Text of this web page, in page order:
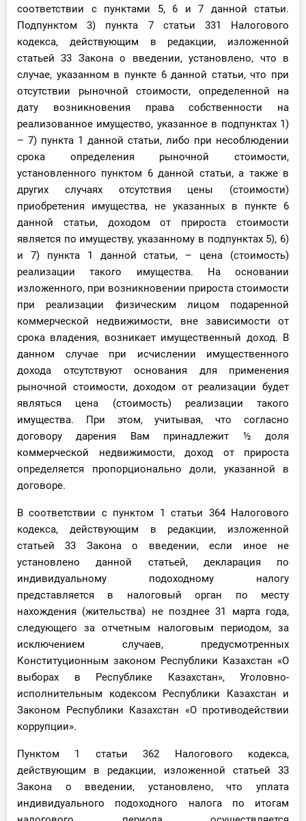
соответствии с пунктами 5, 6 и 7 данной статьи.
Подпунктом 3) пункта 7 статьи 331 Налогового
кодекса, действующим в редакции, изложенной
статьей 33 Закона о введении, установлено, что в
случае, указанном в пункте 6 данной статьи, что при
отсутствии рыночной стоимости, определенной на
дату возникновения права собственности на
реализованное имущество, указанное в подпунктах 1)
– 7) пункта 1 данной статьи, либо при несоблюдении
срока определения рыночной стоимости,
установленного пунктом 6 данной статьи, а также в
других случаях отсутствия цены (стоимости)
приобретения имущества, не указанных в пункте 6
данной статьи, доходом от прироста стоимости
является по имуществу, указанному в подпунктах 5), 6)
и 7) пункта 1 данной статьи, – цена (стоимость)
реализации такого имущества. На основании
изложенного, при возникновении прироста стоимости
при реализации физическим лицом подаренной
коммерческой недвижимости, вне зависимости от
срока владения, возникает имущественный доход. В
данном случае при исчислении имущественного
дохода отсутствуют основания для применения
рыночной стоимости, доходом от реализации будет
являться цена (стоимость) реализации такого
имущества. При этом, учитывая, что согласно
договору дарения Вам принадлежит ½ доля
коммерческой недвижимости, доход от прироста
определяется пропорционально доли, указанной в
договоре.
В соответствии с пунктом 1 статьи 364 Налогового
кодекса, действующим в редакции, изложенной
статьей 33 Закона о введении, если иное не
установлено данной статьей, декларация по
индивидуальному подоходному налогу
представляется в налоговый орган по месту
нахождения (жительства) не позднее 31 марта года,
следующего за отчетным налоговым периодом, за
исключением случаев, предусмотренных
Конституционным законом Республики Казахстан «О
выборах в Республике Казахстан», Уголовно-
исполнительным кодексом Республики Казахстан и
Законом Республики Казахстан «О противодействии
коррупции».
Пунктом 1 статьи 362 Налогового кодекса,
действующим в редакции, изложенной статьей 33
Закона о введении, установлено, что уплата
индивидуального подоходного налога по итогам